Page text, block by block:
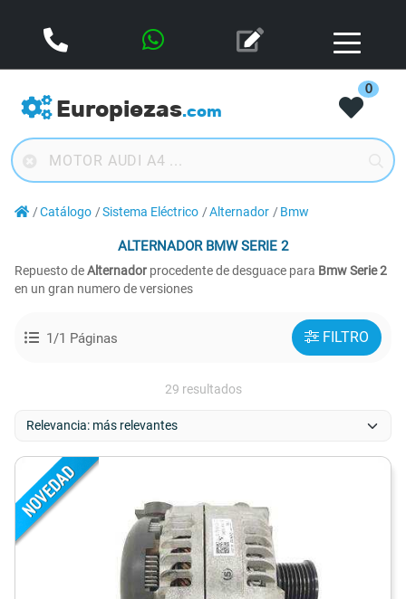
Europiezas.com
0
Catálogo Sistema Eléctrico Alternador Bmw
ALTERNADORBMW SERIE 2
Repuesto deAlternador procedente de desguace para Bmw Serie 2
en un gran numero de versiones
1/1 Páginas FILTRO
29 resultados